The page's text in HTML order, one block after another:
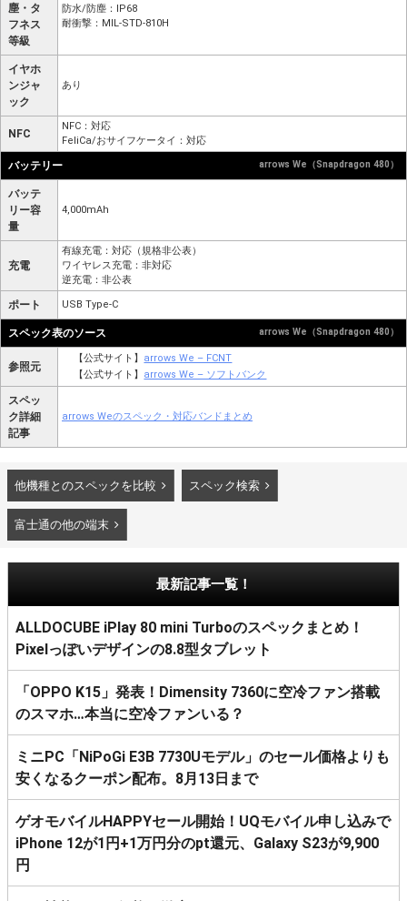
塵・タ
フネス
等級
防水/防塵：IP68
耐衝撃：MIL-STD-810H
イヤホ
ンジャ
ック
あり
NFC
NFC：対応
FeliCa/おサイフケータイ：対応
バッテリー arrows We（Snapdragon 480）
バッテ
リー容
量
4,000mAh
充電
有線充電：対応（規格非公表）
ワイヤレス充電：非対応
逆充電：非公表
ポート USB Type-C
スペック表のソース arrows We（Snapdragon 480）
参照元
【公式サイト】 arrows We – FCNT
【公式サイト】 arrows We – ソフトバンク
スペッ
ク詳細
記事
arrows Weのスペック・対応バンドまとめ
他機種とのスペックを比較 スペック検索
富士通の他の端末
最新記事一覧！
ALLDOCUBE iPlay 80 mini Turboのスペックまとめ！
Pixelっぽいデザインの8.8型タブレット
「OPPO K15」発表！Dimensity 7360に空冷ファン搭載
のスマホ…本当に空冷ファンいる？
ミニPC「NiPoGi E3B 7730Uモデル」のセール価格よりも
安くなるクーポン配布。8月13日まで
ゲオモバイルHAPPYセール開始！UQモバイル申し込みで
iPhone 12が1円+1万円分のpt還元、Galaxy S23が9,900
円